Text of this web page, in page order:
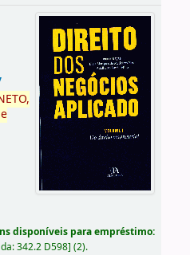
disponíveis para empréstimo:
342.2 D598] (2).